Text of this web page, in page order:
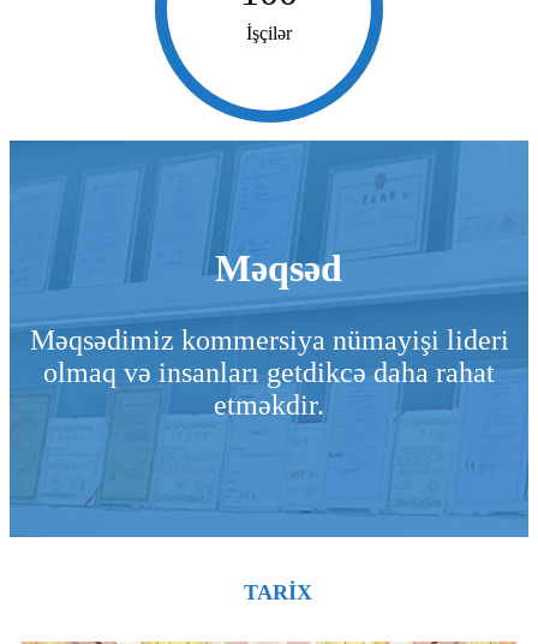
İşçilər
Məqsəd
Məqsədimiz kommersiya nümayişi lideri
olmaq və insanları getdikcə daha rahat
etməkdir.
TARİX